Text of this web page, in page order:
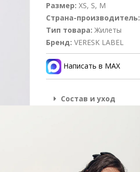
Размер: XS, S, M
Страна-производитель:
Тип товара: Жилеты
Бренд: VERESK LABEL
Написать в MAX
Состав и уход